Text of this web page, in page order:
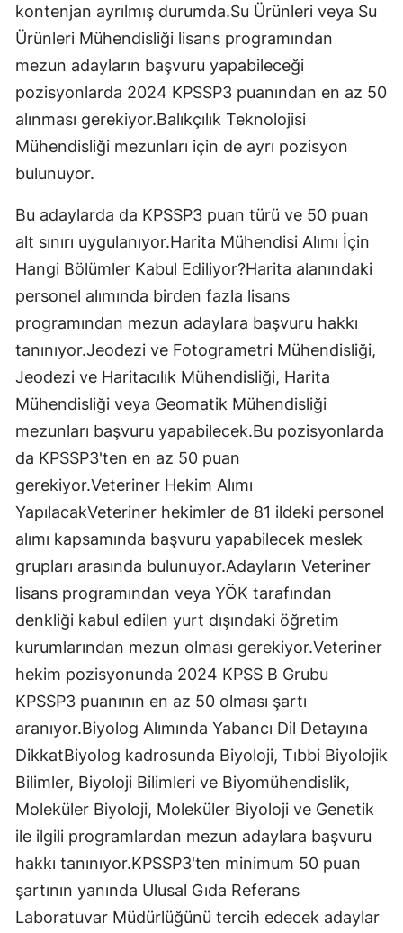
kontenjan ayrılmış durumda.Su Ürünleri veya Su
Ürünleri Mühendisliği lisans programından
mezun adayların başvuru yapabileceği
pozisyonlarda 2024 KPSSP3 puanından en az 50
alınması gerekiyor.Balıkçılık Teknolojisi
Mühendisliği mezunları için de ayrı pozisyon
bulunuyor.
Bu adaylarda da KPSSP3 puan türü ve 50 puan
alt sınırı uygulanıyor.Harita Mühendisi Alımı İçin
Hangi Bölümler Kabul Ediliyor?Harita alanındaki
personel alımında birden fazla lisans
programından mezun adaylara başvuru hakkı
tanınıyor.Jeodezi ve Fotogrametri Mühendisliği,
Jeodezi ve Haritacılık Mühendisliği, Harita
Mühendisliği veya Geomatik Mühendisliği
mezunları başvuru yapabilecek.Bu pozisyonlarda
da KPSSP3'ten en az 50 puan
gerekiyor.Veteriner Hekim Alımı
YapılacakVeteriner hekimler de 81 ildeki personel
alımı kapsamında başvuru yapabilecek meslek
grupları arasında bulunuyor.Adayların Veteriner
lisans programından veya YÖK tarafından
denkliği kabul edilen yurt dışındaki öğretim
kurumlarından mezun olması gerekiyor.Veteriner
hekim pozisyonunda 2024 KPSS B Grubu
KPSSP3 puanının en az 50 olması şartı
aranıyor.Biyolog Alımında Yabancı Dil Detayına
DikkatBiyolog kadrosunda Biyoloji, Tıbbi Biyolojik
Bilimler, Biyoloji Bilimleri ve Biyomühendislik,
Moleküler Biyoloji, Moleküler Biyoloji ve Genetik
ile ilgili programlardan mezun adaylara başvuru
hakkı tanınıyor.KPSSP3'ten minimum 50 puan
şartının yanında Ulusal Gıda Referans
Laboratuvar Müdürlüğünü tercih edecek adaylar